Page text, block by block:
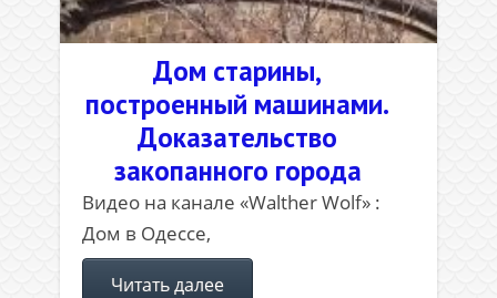
Дом старины,
построенный машинами.
Доказательство
закопанного города
Видео на канале «Walther Wolf» :
Дом в Одессе,
Читать далее